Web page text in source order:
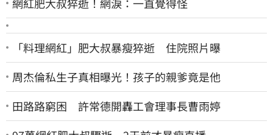
「料理網紅」肥大叔暴瘦猝逝 住院照片曝
周杰倫私生子真相曝光！孩子的親爹竟是他
田路路窮困 許常德開轟工會理事長曹雨婷